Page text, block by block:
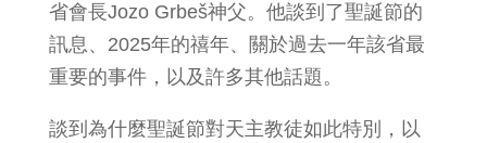
省會長Jozo Grbeš神父。他談到了聖誕節的
訊息、2025年的禧年、關於過去一年該省最
重要的事件，以及許多其他話題。
談到為什麼聖誕節對天主教徒如此特別，以